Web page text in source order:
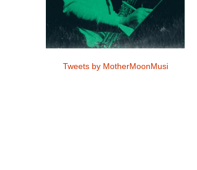
Tweets by MotherMoonMusi